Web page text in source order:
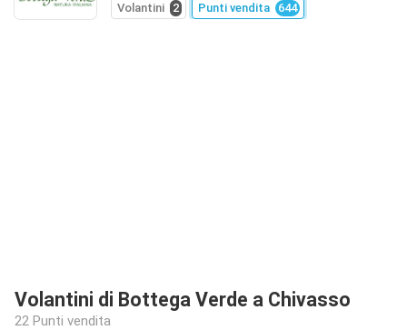
Volantini 2 Punti vendita 644
Volantini di Bottega Verde a Chivasso
22 Punti vendita